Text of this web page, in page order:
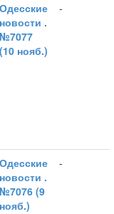
Одесские
новости .
№7077
(10 нояб.)
-
Одесские
новости .
№7076 (9
нояб.)
-